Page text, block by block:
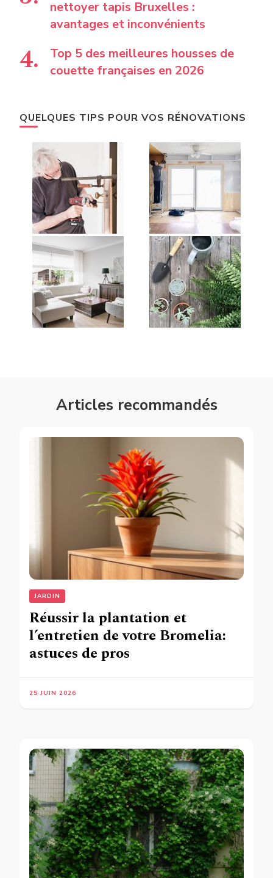
nettoyer tapis Bruxelles :
avantages et inconvénients
Top 5 des meilleures housses de
couette françaises en 2026
QUELQUES TIPS POUR VOS RÉNOVATIONS
Articles recommandés
JARDIN
Réussir la plantation et
l’entretien de votre Bromelia:
astuces de pros
25 JUIN 2026